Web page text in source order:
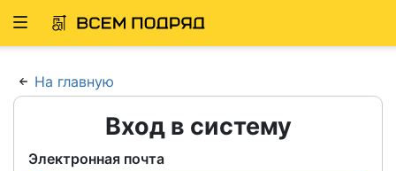
Развернуть
На главную
Вход в систему
Электронная почта